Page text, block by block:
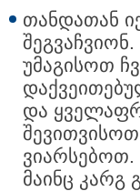
თანდათან
უმაგისოთ
და
ვიარსებოთ.
მაინც კარგ